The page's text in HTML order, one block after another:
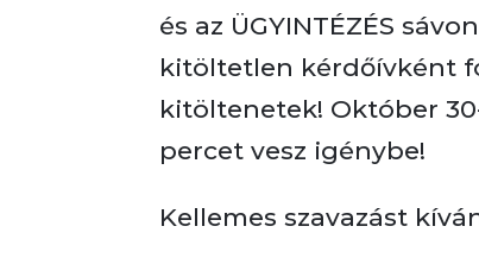
és az ÜGYINTÉZÉS
kitöltetlen kérdőívként
kitöltenetek! Október
percet vesz igénybe!
Kellemes szavazást